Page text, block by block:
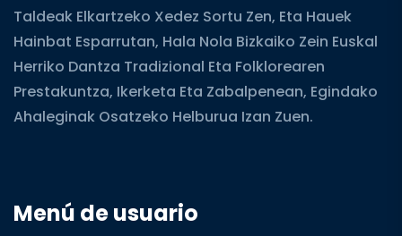
Taldeak Elkartzeko Xedez Sortu Zen, Eta Hauek
Hainbat Esparrutan, Hala Nola Bizkaiko Zein Euskal
Herriko Dantza Tradizional Eta Folklorearen
Prestakuntza, Ikerketa Eta Zabalpenean, Egindako
Ahaleginak Osatzeko Helburua Izan Zuen.
Menú de usuario